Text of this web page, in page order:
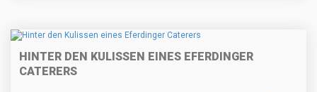
HINTER DEN KULISSEN EINES EFERDINGER
CATERERS